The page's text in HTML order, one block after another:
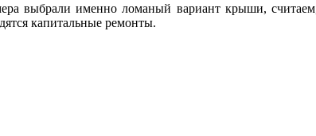
выбрали именно ломаный вариант крыши,
капитальные ремонты.